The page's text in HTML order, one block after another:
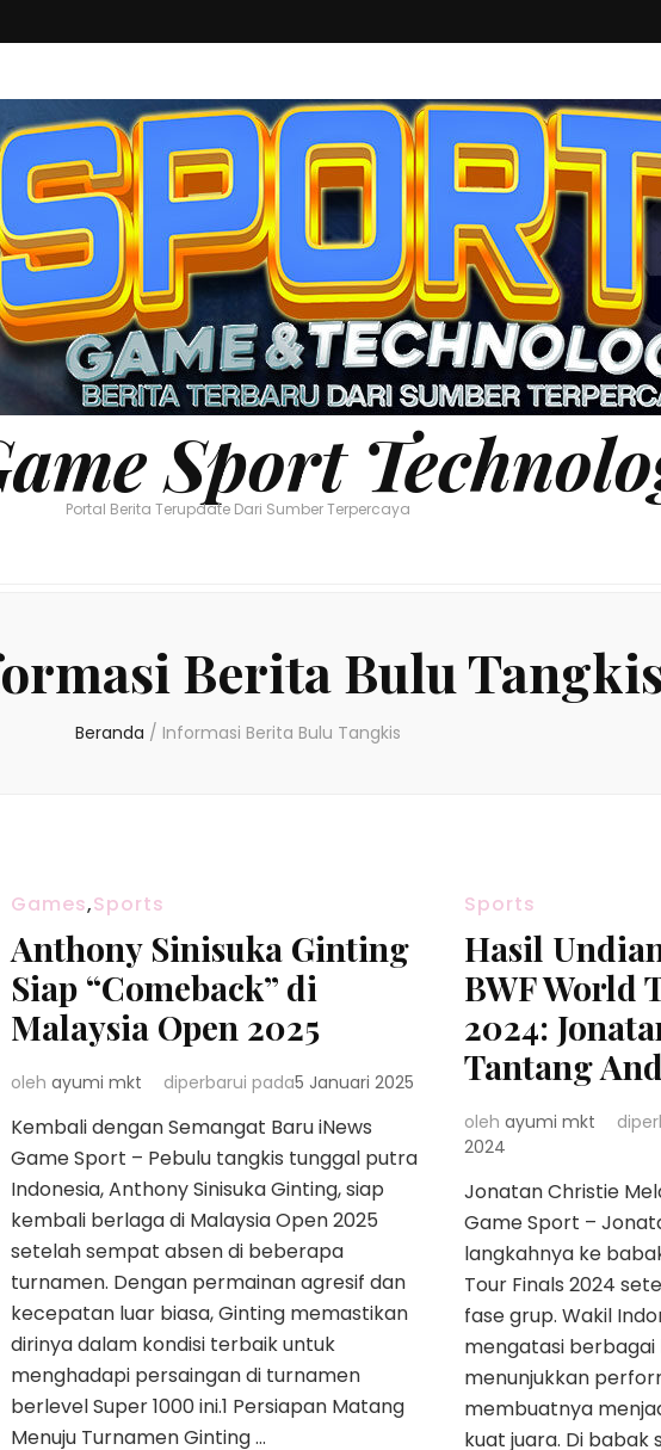
Sport
Portal Berita Terupdate Dari Sumber Terpercaya
Berita Bulu
Beranda / Informasi Berita Bulu Tangkis
Games,Sports
Anthony Sinisuka Ginting
Siap “Comeback” di
Malaysia Open 2025
oleh ayumi mkt diperbarui pada5 Januari 2025
Kembali dengan Semangat Baru iNews
Game Sport – Pebulu tangkis tunggal putra
Indonesia, Anthony Sinisuka Ginting, siap
kembali berlaga di Malaysia Open 2025
setelah sempat absen di beberapa
turnamen. Dengan permainan agresif dan
kecepatan luar biasa, Ginting memastikan
dirinya dalam kondisi terbaik untuk
menghadapi persaingan di turnamen
berlevel Super 1000 ini.1 Persiapan Matang
Menuju Turnamen Ginting …
Sports
Hasil
BWF World
2024:
Tantang
oleh ayumi mkt
2024
Jonatan Christie
Game Sport –
langkahnya ke
Tour Finals 2024
fase grup. Wakil
mengatasi berbagai
menunjukkan
membuatnya
kuat juara. Di babak